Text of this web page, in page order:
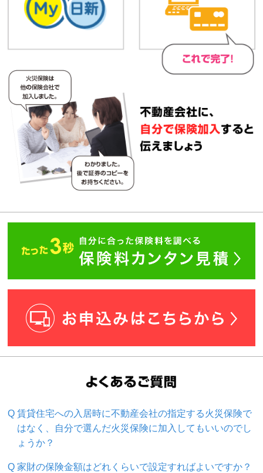
賃貸住宅への入居時に不動産会社の指定する火災保険で
はなく、自分で選んだ火災保険に加入してもいいのでし
ょうか？
家財の保険金額はどれくらいで設定すればよいですか？